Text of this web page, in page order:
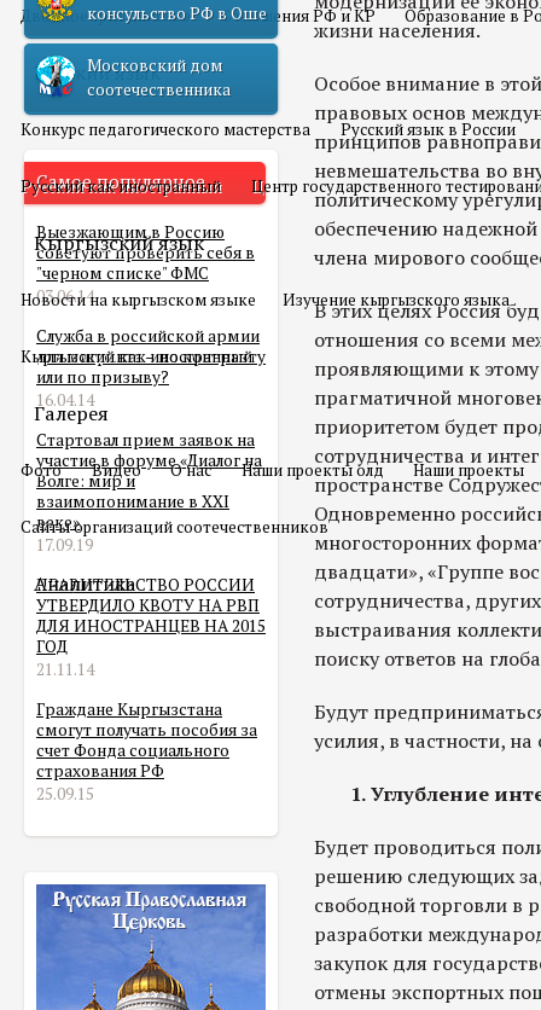
Двойное гражданство Отношения РФ и КР Образование в
Русский язык
Конкурс педагогического мастерства Русский язык в России
Русский как иностранный Центр государственного
Кыргызский язык
Новости на кыргызском языке Изучение кыргызского языка
Кыргызский как иностранный
Галерея
Фото Видео О нас Наши проекты олд Наши проекты
Сайты организаций соотечественников
Аналитика
консульство РФ в Оше
Московский дом
соотечественника
Самое популярное
Выезжающим в Россию
советуют проверить себя в
"черном списке" ФМС
03.06.14
Служба в российской армии
для мигранта – по контракту
или по призыву?
16.04.14
Стартовал прием заявок на
участие в форуме «Диалог на
Волге: мир и
взаимопонимание в XXI
веке»
17.09.19
ПРАВИТЕЛЬСТВО РОССИИ
УТВЕРДИЛО КВОТУ НА РВП
ДЛЯ ИНОСТРАНЦЕВ НА 2015
ГОД
21.11.14
Граждане Кыргызстана
смогут получать пособия за
счет Фонда социального
страхования РФ
25.09.15
жизни населения.
Особое внимание в
правовых основ
принципов
невмешательства во
политическому
обеспечению
члена мирового
В этих целях Россия
отношения со всеми
проявляющими к этому
прагматичной
приоритетом будет
сотрудничества и
пространстве
Одновременно
многосторонних
двадцати», «Группе
сотрудничества,
выстраивания
поиску ответов на
Будут
усилия, в частности,
1. Углубление
Будет проводиться
решению следующих
свободной торговли в
разработки
закупок для
отмены экспортных